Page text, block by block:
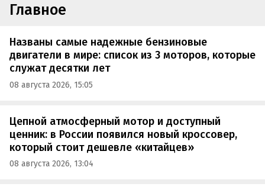
Главное
Названы самые надежные бензиновые
двигатели в мире: список из 3 моторов, которые
служат десятки лет
08 августа 2026, 15:05
Цепной атмосферный мотор и доступный
ценник: в России появился новый кроссовер,
который стоит дешевле «китайцев»
08 августа 2026, 13:04